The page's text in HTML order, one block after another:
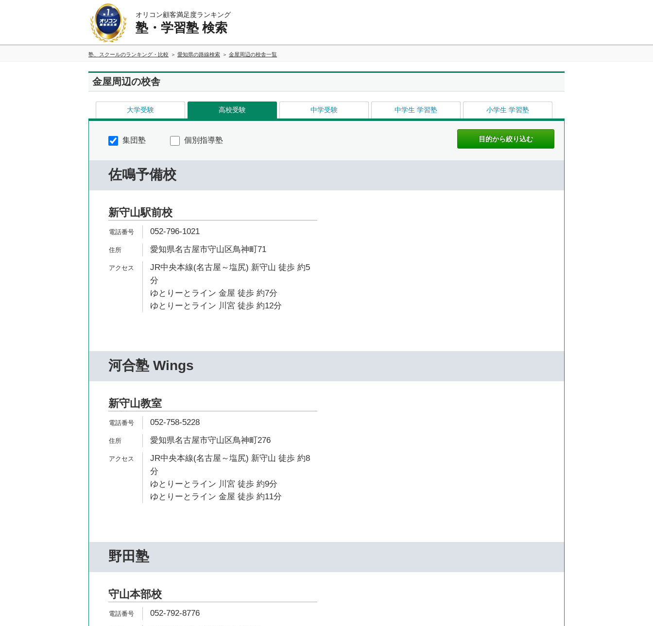
オリコン顧客満足度ランキング
塾・学習塾 検索
塾、スクールのランキング・比較 愛知県の路線検索 金屋周辺の校舎一覧
金屋周辺の校舎
大学受験 高校受験 中学受験 中学生 学習塾 小学生 学習塾
集団塾 個別指導塾
佐鳴予備校
新守山駅前校
052-796-1021
愛知県名古屋市守山区鳥神町71
JR中央本線(名古屋～塩尻) 新守山 徒歩 約5
分
ゆとりーとライン 金屋 徒歩 約7分
ゆとりーとライン 川宮 徒歩 約12分
河合塾 Wings
新守山教室
052-758-5228
愛知県名古屋市守山区鳥神町276
JR中央本線(名古屋～塩尻) 新守山 徒歩 約8
分
ゆとりーとライン 川宮 徒歩 約9分
ゆとりーとライン 金屋 徒歩 約11分
野田塾
守山本部校
052-792-8776